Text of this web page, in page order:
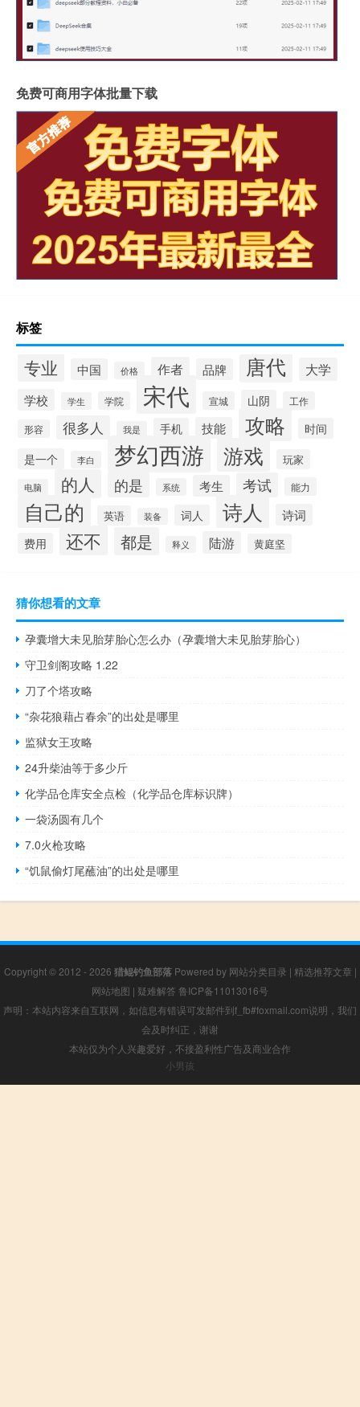
免费可商用字体批量下载
标签
专业 中国 价格 作者 品牌 唐代 大学
学校 学生 学院 宋代 宣城 山阴 工作
形容 很多人 我是 手机 技能 攻略
时间
是一个
李白 梦幻西游 游戏 玩家
电脑 的人 的是 系统 考生 考试 能力
自己的 英语 装备 词人 诗人 诗词
费用 还不 都是 释义 陆游 黄庭坚
猜你想看的文章
孕囊增大未见胎芽胎心怎么办（孕囊增大未见胎芽胎心）
守卫剑阁攻略 1.22
刀了个塔攻略
“杂花狼藉占春余”的出处是哪里
监狱女王攻略
24升柴油等于多少斤
化学品仓库安全点检（化学品仓库标识牌）
一袋汤圆有几个
7.0火枪攻略
“饥鼠偷灯尾蘸油”的出处是哪里
Copyright © 2012 - 2026 猎鲲钓鱼部落Powered by 网站分类目录 | 精选推荐文章 |
网站地图 | 疑难解答 鲁ICP备11013016号
声明：本站内容来自互联网，如信息有错误可发邮件到f_fb#foxmail.com说明，我们
会及时纠正，谢谢
本站仅为个人兴趣爱好，不接盈利性广告及商业合作
小男孩